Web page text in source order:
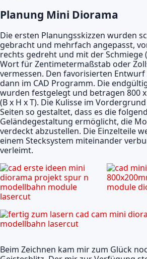
Planung Mini Diorama
Die ersten Planungsskizzen wurden
gebracht und mehrfach angepasst,
rechts gedreht und mit der Schmiege
Wort für Zentimetermaßstab oder
vermessen. Den favorisierten Entwurf
dann im CAD Programm. Die
wurden festgelegt und betragen 800 x
(B x H x T). Die Kulisse im
Seiten so gestaltet, dass es die
Geländegestaltung ermöglicht, die
verdeckt abzustellen. Die Einzelteile
einem Stecksystem miteinander
verleimt.
Beim Zeichnen kam mir zum Glück